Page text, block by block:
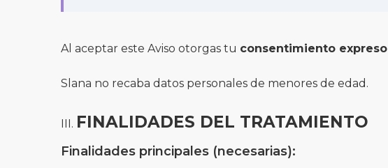
Al aceptar este Aviso otorgas tu consentimiento expreso
Slana no recaba datos personales de menores de edad.
FINALIDADES DEL TRATAMIENTO
Finalidades principales (necesarias):